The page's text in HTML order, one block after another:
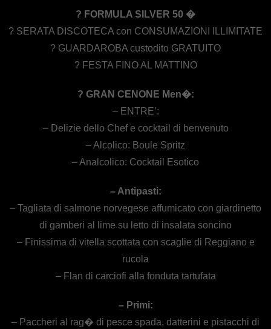
? FORMULA SILVER 50 �
? SERATA DISCOTECA con CONSUMAZIONI ILLIMITATE
? GUARDAROBA custodito GRATUITO
? FESTA FINO AL MATTINO
? GRAN CENONE Men�:
– ENTRE’:
– Delizie dello Chef e cocktail di benvenuto
– Alcolico: Boule Spritz
– Analcolico: Cocktail Esotico
– Antipasti:
– Tagliata di salmone norvegese affumicato con giardinetto
di gamberi al lime su letto di insalata soncino
– Finissima di vitella scottata con scaglie di Reggiano e
rucola
– Flan di carciofi alla fonduta tartufata
– Primi:
– Paccheri al rag� di pesce spada, datterini e pistacchi di